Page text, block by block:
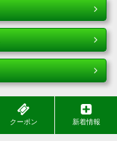
クーポン 新着情報